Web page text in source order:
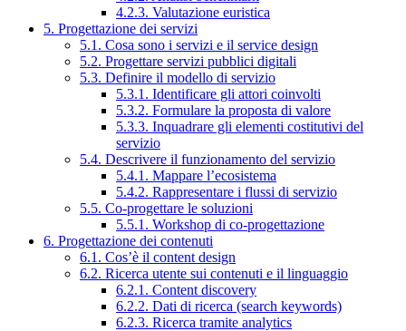
4.2.3. Valutazione euristica
5. Progettazione dei servizi
5.1. Cosa sono i servizi e il service design
5.2. Progettare servizi pubblici digitali
5.3. Definire il modello di servizio
5.3.1. Identificare gli attori coinvolti
5.3.2. Formulare la proposta di valore
5.3.3. Inquadrare gli elementi costitutivi del
servizio
5.4. Descrivere il funzionamento del servizio
5.4.1. Mappare l’ecosistema
5.4.2. Rappresentare i flussi di servizio
5.5. Co-progettare le soluzioni
5.5.1. Workshop di co-progettazione
6. Progettazione dei contenuti
6.1. Cos’è il content design
6.2. Ricerca utente sui contenuti e il linguaggio
6.2.1. Content discovery
6.2.2. Dati di ricerca (search keywords)
6.2.3. Ricerca tramite analytics